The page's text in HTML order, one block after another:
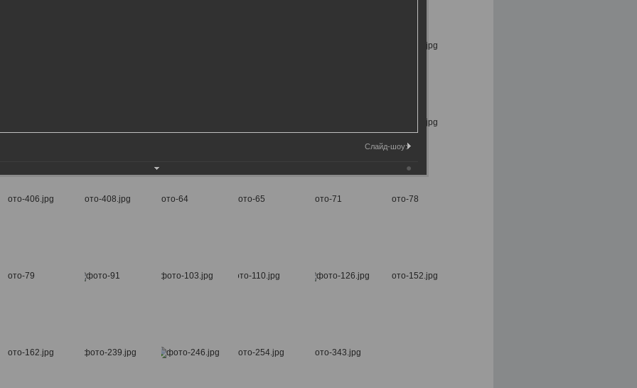
Слайд-шоу: